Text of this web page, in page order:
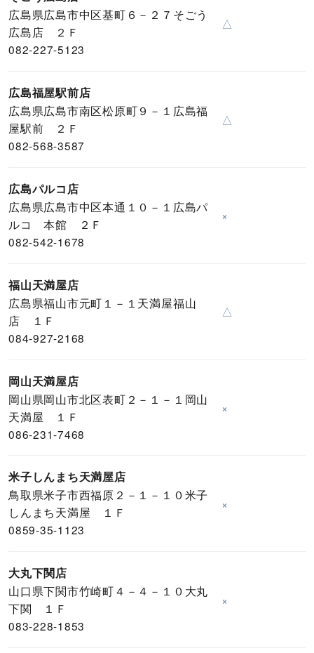
広島県広島市中区基町６－２７そごう
広島店 ２Ｆ
082-227-5123
△
広島福屋駅前店
広島県広島市南区松原町９－１広島福
屋駅前 ２Ｆ
082-568-3587
△
広島パルコ店
広島県広島市中区本通１０－１広島パ
ルコ 本館 ２Ｆ
082-542-1678
×
福山天満屋店
広島県福山市元町１－１天満屋福山
店 １Ｆ
084-927-2168
△
岡山天満屋店
岡山県岡山市北区表町２－１－１岡山
天満屋 １Ｆ
086-231-7468
×
米子しんまち天満屋店
鳥取県米子市西福原２－１－１０米子
しんまち天満屋 １Ｆ
0859-35-1123
×
大丸下関店
山口県下関市竹崎町４－４－１０大丸
下関 １Ｆ
083-228-1853
×